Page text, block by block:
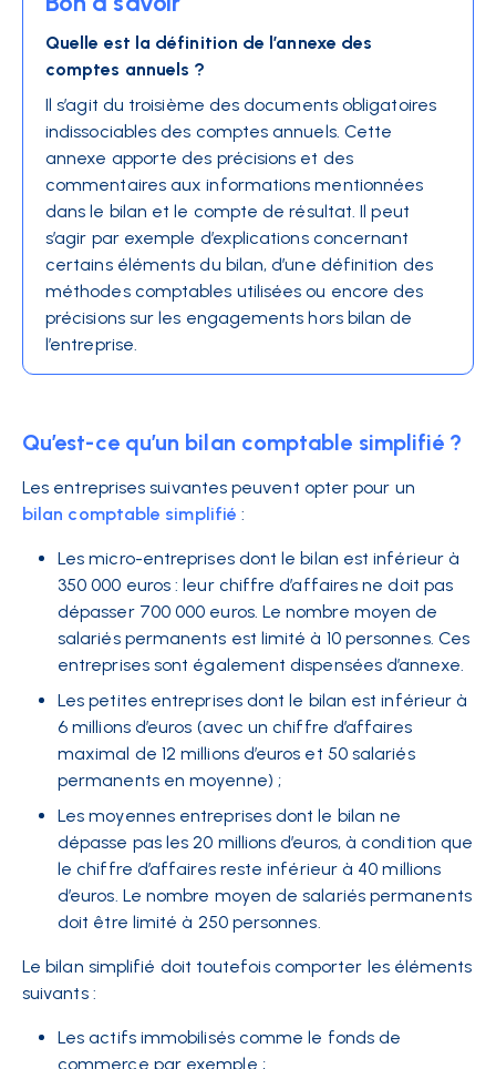
Quelle est la définition de l’annexe des
comptes annuels ?
Il s’agit du troisième des documents obligatoires
indissociables des comptes annuels. Cette
annexe apporte des précisions et des
commentaires aux informations mentionnées
dans le bilan et le compte de résultat. Il peut
s’agir par exemple d’explications concernant
certains éléments du bilan, d’une définition des
méthodes comptables utilisées ou encore des
précisions sur les engagements hors bilan de
l’entreprise.
Qu’est-ce qu’un bilan comptable simplifié ?
Les entreprises suivantes peuvent opter pour un
bilan comptable simplifié :
Les micro-entreprises dont le bilan est inférieur à
350 000 euros : leur chiffre d’affaires ne doit pas
dépasser 700 000 euros. Le nombre moyen de
salariés permanents est limité à 10 personnes. Ces
entreprises sont également dispensées d’annexe.
Les petites entreprises dont le bilan est inférieur à
6 millions d’euros (avec un chiffre d’affaires
maximal de 12 millions d’euros et 50 salariés
permanents en moyenne) ;
Les moyennes entreprises dont le bilan ne
dépasse pas les 20 millions d’euros, à condition que
le chiffre d’affaires reste inférieur à 40 millions
d’euros. Le nombre moyen de salariés permanents
doit être limité à 250 personnes.
Le bilan simplifié doit toutefois comporter les éléments
suivants :
Les actifs immobilisés comme le fonds de
commerce par exemple ;